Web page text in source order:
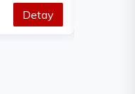
Detay